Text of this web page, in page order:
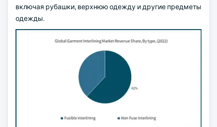
включая рубашки, верхнюю одежду и другие предметы
одежды.